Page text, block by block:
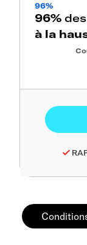
96%
96%
à la